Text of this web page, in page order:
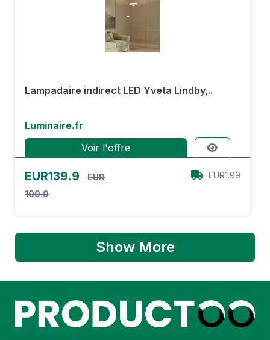
Lampadaire indirect LED Yveta Lindby,..
Luminaire.fr
Voir l'offre
EUR139.9
EUR
199.9
EUR1.99
Show More